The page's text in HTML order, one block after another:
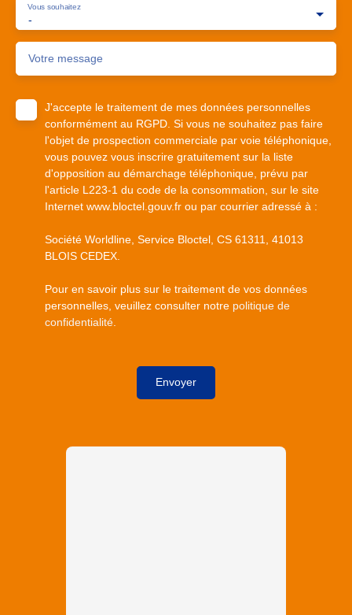
-
Vous souhaitez
Votre message
J'accepte le traitement de mes données personnelles
conformément au RGPD. Si vous ne souhaitez pas faire
l'objet de prospection commerciale par voie téléphonique,
vous pouvez vous inscrire gratuitement sur la liste
d'opposition au démarchage téléphonique, prévu par
l'article L223-1 du code de la consommation, sur le site
Internet www.bloctel.gouv.fr ou par courrier adressé à :
Société Worldline, Service Bloctel, CS 61311, 41013
BLOIS CEDEX.
Pour en savoir plus sur le traitement de vos données
personnelles, veuillez consulter notre politique de
confidentialité
Envoyer